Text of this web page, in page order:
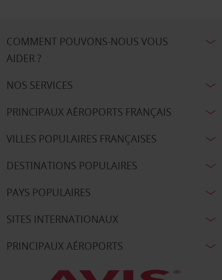
COMMENT POUVONS-NOUS VOUS
AIDER ?
NOS SERVICES
PRINCIPAUX AÉROPORTS FRANÇAIS
VILLES POPULAIRES FRANÇAISES
DESTINATIONS POPULAIRES
PAYS POPULAIRES
SITES INTERNATIONAUX
PRINCIPAUX AÉROPORTS